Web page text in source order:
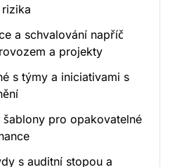
a schvalování napříč
a projekty
s týmy a iniciativami s
šablony pro opakovatelné
s auditní stopou a